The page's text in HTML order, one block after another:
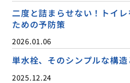
二度と詰まらせない！トイ
ための予防策
2026.01.06
単水栓、そのシンプルな構
2025.12.24